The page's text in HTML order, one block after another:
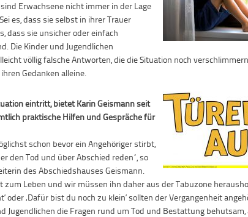
Erwachsene nicht immer in der Lage
es, dass sie selbst in ihrer Trauer
dass sie unsicher oder einfach
Die Kinder und Jugendlichen
völlig falsche Antworten, die die Situation noch
Gedanken alleine.
eintritt, bietet Karin Geismann seit
praktische Hilfen und Gespräche für
schon bevor ein Angehöriger stirbt,
den Tod und über Abschied reden“, so
des Abschiedshauses Geismann.
zum Leben und wir müssen ihn daher aus der Tabuzone
oder ‚Dafür bist du noch zu klein‘ sollten der Vergangenheit
Jugendlichen die Fragen rund um Tod und Bestattung behutsam,